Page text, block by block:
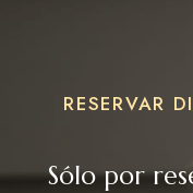
RESERVAR
Sólo por